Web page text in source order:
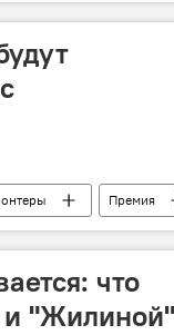
Премия
что
"Жилиной"